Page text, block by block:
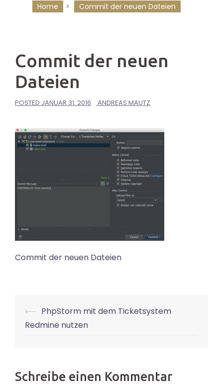
Home > Commit der neuen Dateien
Commit der neuen
Dateien
POSTED JANUAR 31, 2016 ANDREAS MAUTZ
Commit der neuen Dateien
Post
navigation
⟵ PhpStorm mit dem Ticketsystem
Redmine nutzen
Schreibe einen Kommentar